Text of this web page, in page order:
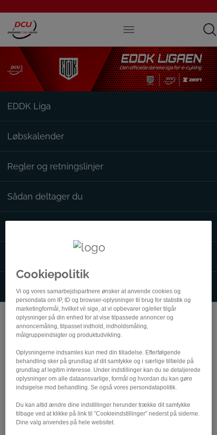
EDDK Liga
Løbskalender
Regler og retningslinjer
Sådan deltager du
Klasseinddeling
Regler og retningslinjer
Regler for EDDK Ligaen
Ingen powerups aktiveret
Steering deaktiveret
Enkeltstartscykel er ikke tilladt (med mindre der
køres enkeltstart)
For at komme på resultatlisten skal man have
registreret sin konto hos
Cookiepolitik
Vi og vores samarbejdspartnere ønsker at anvende cookies og
persondata om IP, ID og browser-oplysninger til brug for statistik og
marketingformål, hvilket vil sige, at vi opbevarer og/eller tilgår
oplysninger på din enhed for at vise tilpassede annoncer og
annoncemåling, tilpasset indhold, indholdsmåling,
målgruppeindsigter og produktudvikling.
Oplysningerne indsamles kun med din tilladelse. Efterfølgende
behandling sker på grundlag af dit samtykke og i særlige tilfælde på
grundlag af legitim interesse. Under indstillinger kan du se detaljerede
oplysninger om alle dataansvarlige, formål og hvordan du kan gøre
indsigelse mod behandling. Se også vores persondatapolitik.
Du kan altid ændre dine indstillinger herunder trække dit samtykke
tilbage ved at klikke på link til ”Cookieindstillinger” nederst på siderne.
Dine valg anvendes på hele websitet.